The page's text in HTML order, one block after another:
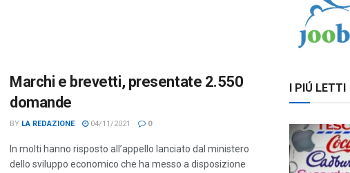
Marchi e brevetti, presentate 2.550
domande
BY LA REDAZIONE 04/11/2021 0
In molti hanno risposto all’appello lanciato dal ministero
dello sviluppo economico che ha messo a disposizione
I PIÚ LETTI